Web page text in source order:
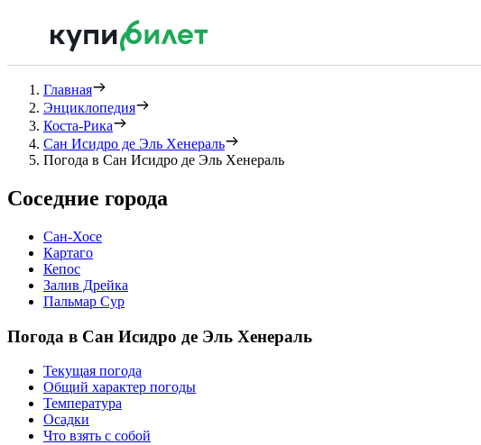
Главная
Энциклопедия
Коста-Рика
Сан Исидро де Эль Хенераль
Погода в Сан Исидро де Эль Хенераль
Соседние города
Сан-Хосе
Картаго
Кепос
Залив Дрейка
Пальмар Сур
Погода в Сан Исидро де Эль Хенераль
Текущая погода
Общий характер погоды
Температура
Осадки
Что взять с собой